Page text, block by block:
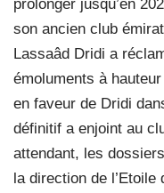
prolonger jusqu’en
son ancien club
Lassaâd Dridi a
émoluments à
en faveur de Dridi
définitif a enjoint au
attendant, les
la direction de l’Etoile